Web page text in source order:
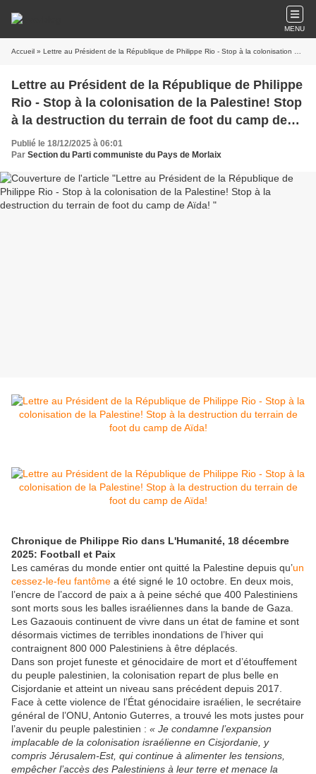
MENU
Accueil » Lettre au Président de la République de Philippe Rio - Stop à la colonisation de la Palestine! Stop à la destruction du terrain de foot du camp de Aïda!
Lettre au Président de la République de Philippe
Rio - Stop à la colonisation de la Palestine! Stop
à la destruction du terrain de foot du camp de
Aïda!
Publié le 18/12/2025 à 06:01
Par Section du Parti communiste du Pays de Morlaix
Chronique de Philippe Rio dans L'Humanité, 18 décembre
2025: Football et Paix
Les caméras du monde entier ont quitté la Palestine depuis qu’un
cessez-le-feu fantôme a été signé le 10 octobre. En deux mois,
l’encre de l’accord de paix a à peine séché que 400 Palestiniens
sont morts sous les balles israéliennes dans la bande de Gaza.
Les Gazaouis continuent de vivre dans un état de famine et sont
désormais victimes de terribles inondations de l’hiver qui
contraignent 800 000 Palestiniens à être déplacés.
Dans son projet funeste et génocidaire de mort et d’étouffement
du peuple palestinien, la colonisation repart de plus belle en
Cisjordanie et atteint un niveau sans précédent depuis 2017.
Face à cette violence de l’État génocidaire israélien, le secrétaire
général de l’ONU, Antonio Guterres, a trouvé les mots justes pour
l’avenir du peuple palestinien : « Je condamne l’expansion
implacable de la colonisation israélienne en Cisjordanie, y
compris Jérusalem-Est, qui continue à alimenter les tensions,
empêcher l’accès des Palestiniens à leur terre et menace la